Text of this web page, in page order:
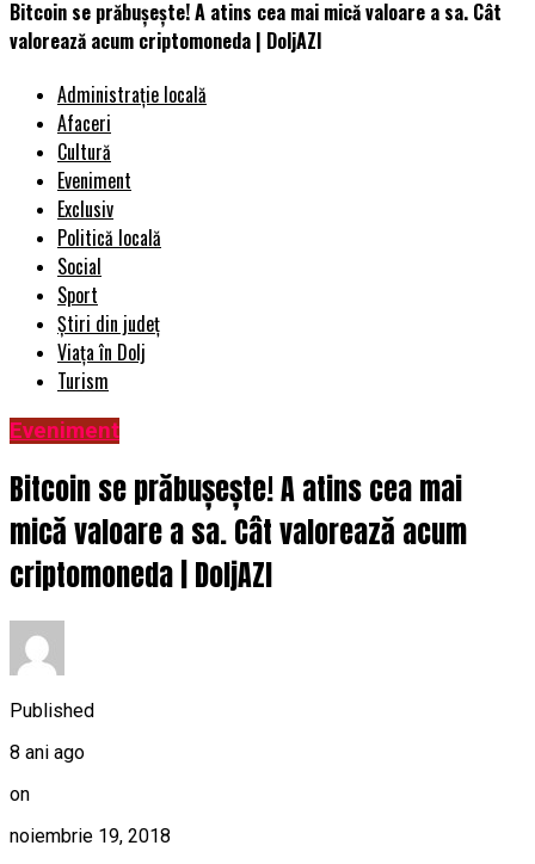
Bitcoin se prăbușește! A atins cea mai mică valoare a sa. Cât
valorează acum criptomoneda | DoljAZI
Administrație locală
Afaceri
Cultură
Eveniment
Exclusiv
Politică locală
Social
Sport
Știri din județ
Viața în Dolj
Turism
Eveniment
Bitcoin se prăbușește! A atins cea mai
mică valoare a sa. Cât valorează acum
criptomoneda | DoljAZI
Published
8 ani ago
on
noiembrie 19, 2018